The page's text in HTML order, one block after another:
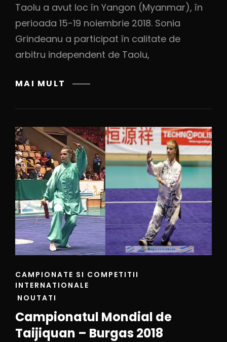
Taolu a avut loc în Yangon (Myanmar), în
perioada 15-19 noiembrie 2018. Sonia
Grindeanu a participat în calitate de
arbitru independent de Taolu,
MAI MULT
CAMPIONATE SI COMPETITII
INTERNATIONALE
NOUTATI
Campionatul Mondial de
Taijiquan – Burgas 2018